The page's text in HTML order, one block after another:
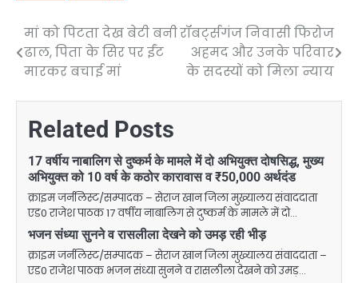
Post
navigation
मां को पिटता देख बेटी बनी
ढाल, पिता के सिर पर ईंट
मारकर बचाई मां
रॉबर्ट्सगंज निवासी फिरोज
अहमद और उनके परिवार
के सदस्यों को मिला न्याय
Related Posts
17 वर्षीय नाबालिग से दुष्कर्म के मामले में दो अभियुक्त दोषसिद्ध, मुख्य
अभियुक्त को 10 वर्ष के कठोर कारावास व ₹50,000 अर्थदंड
क्राइम जर्नलिस्ट/सम्पादक – सेराज खान जिला मुख्यालय संवाददाता
एड0 राजेश पाठक 17 वर्षीय नाबालिग से दुष्कर्म के मामले में दो…
भजन संध्या सुनने व रासलीला देखने को उमड़ रही भीड़
क्राइम जर्नलिस्ट/सम्पादक – सेराज खान जिला मुख्यालय संवाददाता –
एड0 राजेश पाठक भजन संध्या सुनने व रासलीला देखने को उमड़…